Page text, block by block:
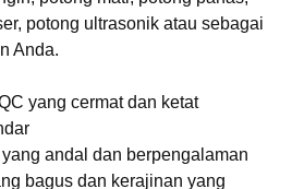
potong ultrasonik atau sebagai
Anda.
yang cermat dan ketat
andal dan berpengalaman
bagus dan kerajinan yang